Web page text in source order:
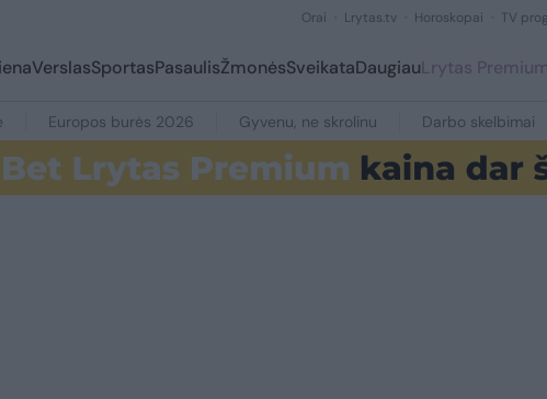
Orai Lrytas.tv Horoskopai TV
VerslasSportasPasaulisŽmonėsSveikataDaugiauLrytas Premium
Europos burės 2026 Gyvenu, ne skrolinu Darbo skelbimai